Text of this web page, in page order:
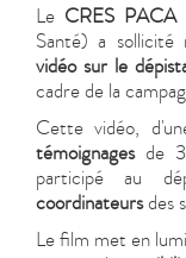
Le CRES PACA
Santé) a sollicité
vidéo sur le
cadre de la
Cette vidéo,
témoignagesde 3
participé au
coordinateursdes
Le film met en